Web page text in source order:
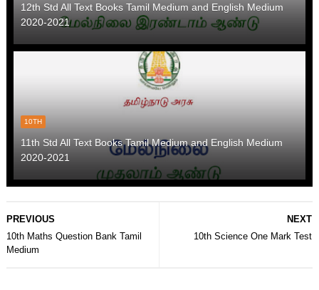
12th Std All Text Books Tamil Medium and English Medium
2020-2021
10TH
11th Std All Text Books Tamil Medium and English Medium
2020-2021
NEXT
10th Science One Mark Test
PREVIOUS
10th Maths Question Bank Tamil
Medium